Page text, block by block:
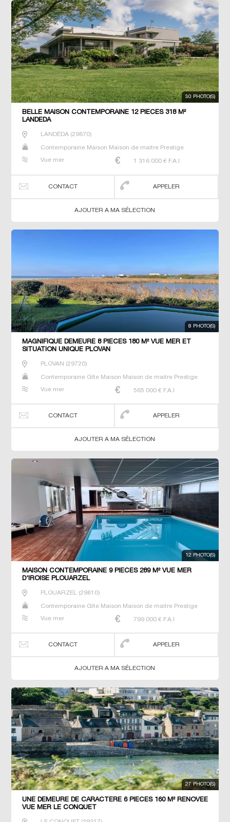
30 PHOTO(S)
BELLE MAISON CONTEMPORAINE 12 PIECES 318 M²
LANDEDA
LANDÉDA(29870)
Contemporaine Maison Maison de maitre Prestige
Vue mer
1 316 000 € F.A.I
CONTACT APPELER
AJOUTER A MA SÉLECTION
8 PHOTO(S)
MAGNIFIQUE DEMEURE 8 PIECES 180 M² VUE MER ET
SITUATION UNIQUE PLOVAN
PLOVAN (29720)
Contemporaine Gîte Maison Maison de maitre Prestige
Vue mer
565 000 € F.A.I
CONTACT APPELER
AJOUTER A MA SÉLECTION
12 PHOTO(S)
MAISON CONTEMPORAINE 9 PIECES 289 M² VUE MER
D'IROISE PLOUARZEL
PLOUARZEL (29810)
Contemporaine Gîte Maison Maison de maitre Prestige
Vue mer
799 000 € F.A.I
CONTACT APPELER
AJOUTER A MA SÉLECTION
27 PHOTO(S)
UNE DEMEURE DE CARACTERE 6 PIECES 160 M² RENOVEE
VUE MER LE CONQUET